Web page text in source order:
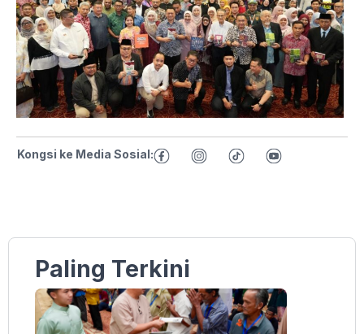
Kongsi ke Media Sosial:
Paling Terkini